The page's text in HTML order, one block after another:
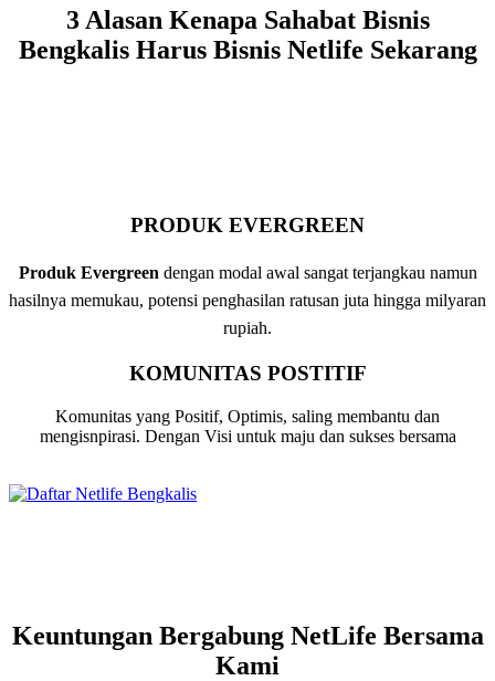
3 Alasan Kenapa Sahabat Bisnis
Bengkalis Harus Bisnis Netlife Sekarang
PRODUK EVERGREEN
Produk Evergreen dengan modal awal sangat terjangkau namun
hasilnya memukau, potensi penghasilan ratusan juta hingga milyaran
rupiah.
KOMUNITAS POSTITIF
Komunitas yang Positif, Optimis, saling membantu dan
mengisnpirasi. Dengan Visi untuk maju dan sukses bersama
Keuntungan Bergabung NetLife Bersama
Kami